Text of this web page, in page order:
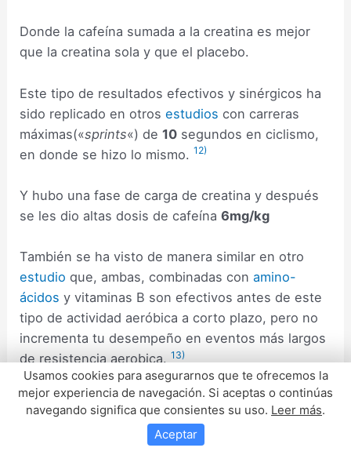
Donde la cafeína sumada a la creatina es mejor
que la creatina sola y que el placebo.
Este tipo de resultados efectivos y sinérgicos ha
sido replicado en otrosestudios con carreras
máximas(«sprints«) de10 segundos en ciclismo,
en donde se hizo lo mismo.12)
Y hubo una fase de carga de creatina y después
se les dio altas dosis de cafeína6mg/kg
También se ha visto de manera similar en otro
estudio que, ambas, combinadas conamino-
ácidos y vitaminas B son efectivos antes de este
tipo de actividad aeróbica a corto plazo, pero no
incrementa tu desempeño en eventos más largos
de resistencia aerobica.13)
En otros tipos de actividades como
entrenamientos de alta intensidad en
poco tiempo, como carreras de máxima
Usamos cookies para asegurarnos que te ofrecemos la
mejor experiencia de navegación. Si aceptas o continúas
navegando significa que consientes su uso. Leer más.
Aceptar